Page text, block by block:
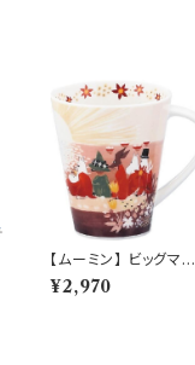
【ムーミン】 ビッグマグ
（夕日）【MM3200】
¥2,970